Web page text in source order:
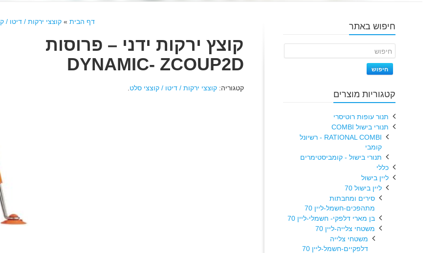
דף הבית » קוצצי ירקות / דיטו /
קוצץ ירקות ידני – פרוסות
DYNAMIC- ZCOUP2D
קטגוריה:קוצצי ירקות / דיטו / קוצצי סלט
חיפוש באתר
חיפוש
קטגוריות מוצרים
תנור עופות רוטיסרי
תנורי בישול COMBI
RATIONAL COMBI - רשיונל
קומבי
תנורי בישול - קומביסטימרים
כללי
ליין בישול
ליין בישול 70
סירים ומחבתות
מתהפכים-חשמל-ליין 70
בן מארי דלפקי- חשמלי-ליין 70
משטחי צלייה-ליין 70
משטחי צלייה
דלפקיים-חשמל-ליין 70